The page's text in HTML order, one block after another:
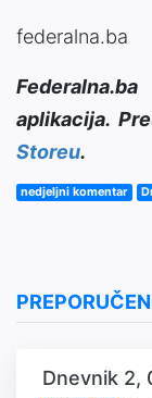
federalna.ba
aplikacija.
Storeu.
nedjeljni komentar
Dnevnik 2,